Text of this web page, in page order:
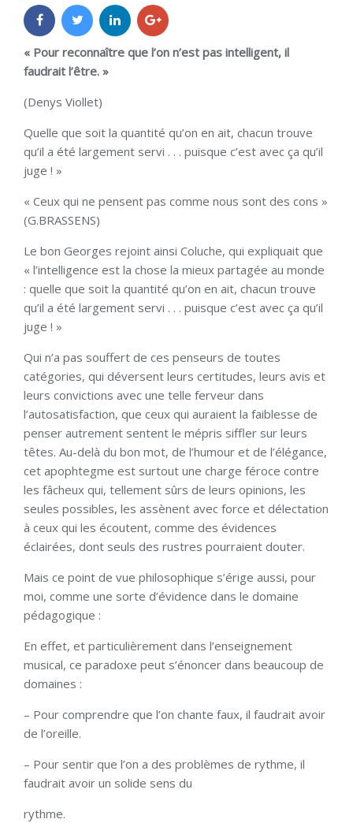
« Pour reconnaître que l’on n’est pas intelligent, il
faudrait l’être. »
(Denys Viollet)
Quelle que soit la quantité qu’on en ait, chacun trouve
qu’il a été largement servi . . . puisque c’est avec ça qu’il
juge ! »
« Ceux qui ne pensent pas comme nous sont des cons »
(G.BRASSENS)
Le bon Georges rejoint ainsi Coluche, qui expliquait que
« l’intelligence est la chose la mieux partagée au monde
: quelle que soit la quantité qu’on en ait, chacun trouve
qu’il a été largement servi . . . puisque c’est avec ça qu’il
juge ! »
Qui n’a pas souffert de ces penseurs de toutes
catégories, qui déversent leurs certitudes, leurs avis et
leurs convictions avec une telle ferveur dans
l’autosatisfaction, que ceux qui auraient la faiblesse de
penser autrement sentent le mépris siffler sur leurs
têtes. Au-delà du bon mot, de l’humour et de l’élégance,
cet apophtegme est surtout une charge féroce contre
les fâcheux qui, tellement sûrs de leurs opinions, les
seules possibles, les assènent avec force et délectation
à ceux qui les écoutent, comme des évidences
éclairées, dont seuls des rustres pourraient douter.
Mais ce point de vue philosophique s’érige aussi, pour
moi, comme une sorte d’évidence dans le domaine
pédagogique :
En effet, et particulièrement dans l’enseignement
musical, ce paradoxe peut s’énoncer dans beaucoup de
domaines :
– Pour comprendre que l’on chante faux, il faudrait avoir
de l’oreille.
– Pour sentir que l’on a des problèmes de rythme, il
faudrait avoir un solide sens du
rythme.